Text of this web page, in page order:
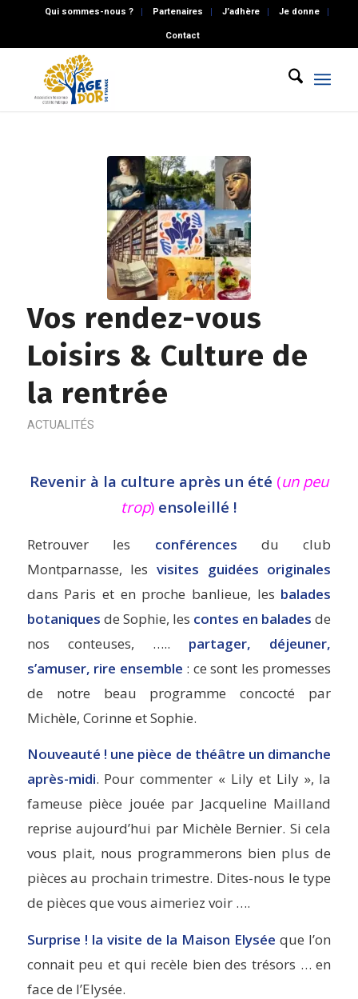
Qui sommes-nous ? Partenaires J’adhère Je donne
Contact
Vos rendez-vous
Loisirs & Culture de
la rentrée
ACTUALITÉS
Revenir à la culture après un été (un peu
trop) ensoleillé !
Retrouver les conférences du club
Montparnasse, les visites guidées originales
dans Paris et en proche banlieue, les balades
botaniques de Sophie, les contes en balades de
nos conteuses, ….. partager, déjeuner,
s’amuser, rire ensemble : ce sont les promesses
de notre beau programme concocté par
Michèle, Corinne et Sophie.
Nouveauté ! une pièce de théâtre un dimanche
après-midi. Pour commenter « Lily et Lily », la
fameuse pièce jouée par Jacqueline Mailland
reprise aujourd’hui par Michèle Bernier. Si cela
vous plait, nous programmerons bien plus de
pièces au prochain trimestre. Dites-nous le type
de pièces que vous aimeriez voir ….
Surprise ! la visite de la Maison Elysée que l’on
connait peu et qui recèle bien des trésors … en
face de l’Elysée.